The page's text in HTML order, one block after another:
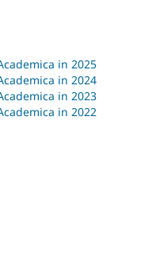
in 2025
in 2024
in 2023
in 2022